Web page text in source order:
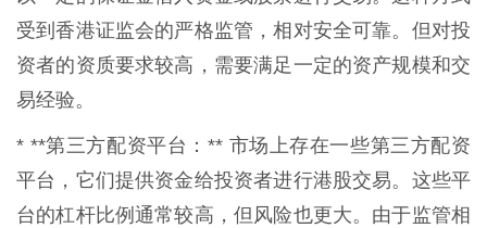
受到香港证监会的严格监管，相对安全可靠。但对投
资者的资质要求较高，需要满足一定的资产规模和交
易经验。
* **第三方配资平台：** 市场上存在一些第三方配资
平台，它们提供资金给投资者进行港股交易。这些平
台的杠杆比例通常较高，但风险也更大。由于监管相